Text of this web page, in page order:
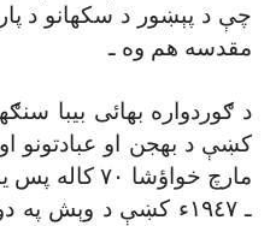
چې د پېښور د سکهانو د
مقدسه هم وه ـ
د ګوردواره بهائى بيبا
مارچ خواؤشا
ـ ١٩٤٧ء کښې د وېش